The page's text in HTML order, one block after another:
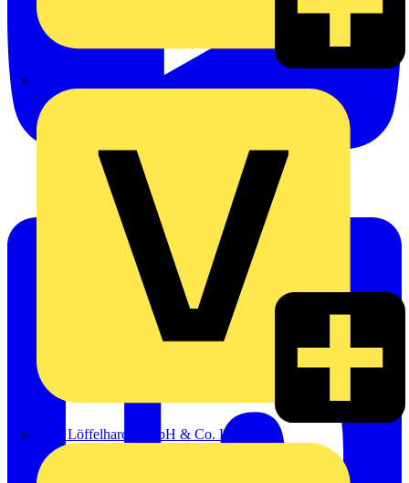
eldis electro distributor GmbH
Emil Löffelhardt GmbH & Co. KG